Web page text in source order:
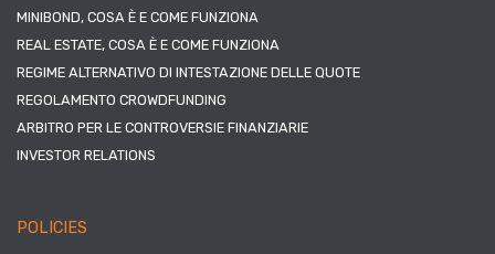
MINIBOND, COSA È E COME FUNZIONA
REAL ESTATE, COSA È E COME FUNZIONA
REGIME ALTERNATIVO DI INTESTAZIONE DELLE QUOTE
REGOLAMENTO CROWDFUNDING
ARBITRO PER LE CONTROVERSIE FINANZIARIE
INVESTOR RELATIONS
POLICIES